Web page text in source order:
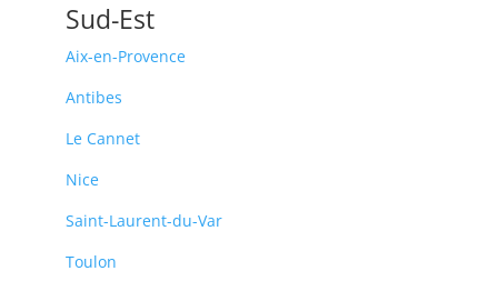
Sud-Est
Aix-en-Provence
Antibes
Le Cannet
Nice
Saint-Laurent-du-Var
Toulon